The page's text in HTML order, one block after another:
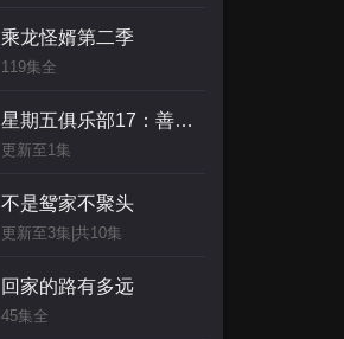
百变的七仓同学
主演：早见沙织,冈本信彦
乘龙怪婿第二季
119集全
星期五俱乐部17：善良赢得人心
更新至1集
不是鸳家不聚头
更新至3集|共10集
回家的路有多远
45集全